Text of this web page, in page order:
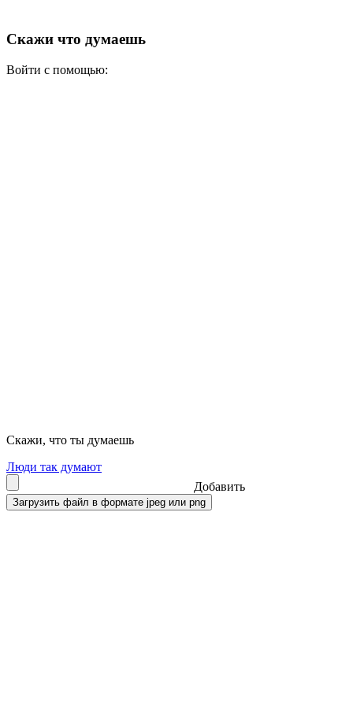
Скажи что думаешь
Войти с помощью:
Скажи, что ты думаешь
Люди так думают
Добавить